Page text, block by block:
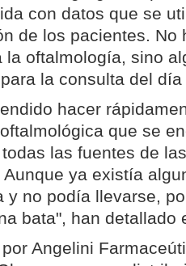
con datos que se
de los pacientes. No
la oftalmología, sino
la consulta del
hacer
que se
las fuentes de
ya existía
y no podía llevarse,
bata", han detallado
Angelini